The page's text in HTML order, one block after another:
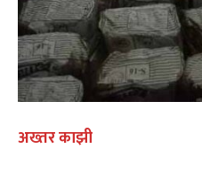
अख्तर काझी